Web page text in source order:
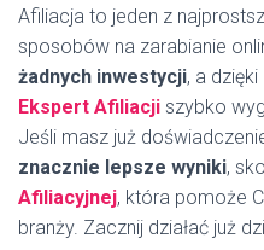
Afiliacja to jeden z
sposobów na zarabianie
żadnych inwestycji, a
Ekspert Afiliacji szybko
Jeśli masz już
znacznie lepsze wyniki,
Afiliacyjnej, która pomoże
branży. Zacznij działać już